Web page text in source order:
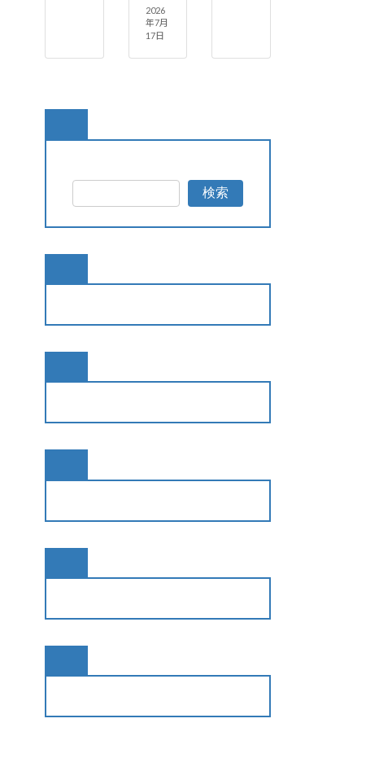
2026
年7月
17日
検索